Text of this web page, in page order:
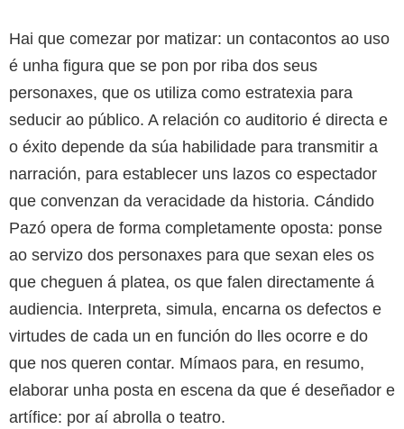
Hai que comezar por matizar: un contacontos ao uso
é unha figura que se pon por riba dos seus
personaxes, que os utiliza como estratexia para
seducir ao público. A relación co auditorio é directa e
o éxito depende da súa habilidade para transmitir a
narración, para establecer uns lazos co espectador
que convenzan da veracidade da historia. Cándido
Pazó opera de forma completamente oposta: ponse
ao servizo dos personaxes para que sexan eles os
que cheguen á platea, os que falen directamente á
audiencia. Interpreta, simula, encarna os defectos e
virtudes de cada un en función do lles ocorre e do
que nos queren contar. Mímaos para, en resumo,
elaborar unha posta en escena da que é deseñador e
artífice: por aí abrolla o teatro.